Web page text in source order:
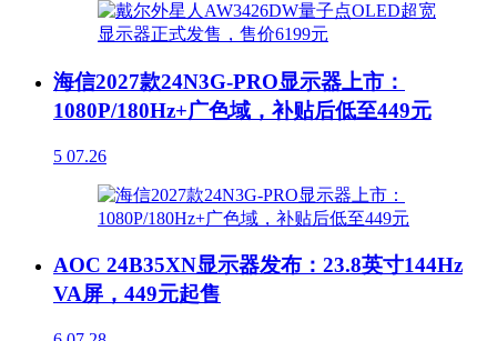
海信2027款24N3G-PRO显示器上市：
1080P/180Hz+广色域，补贴后低至449元
5 07.26
AOC 24B35XN显示器发布：23.8英寸144Hz
VA屏，449元起售